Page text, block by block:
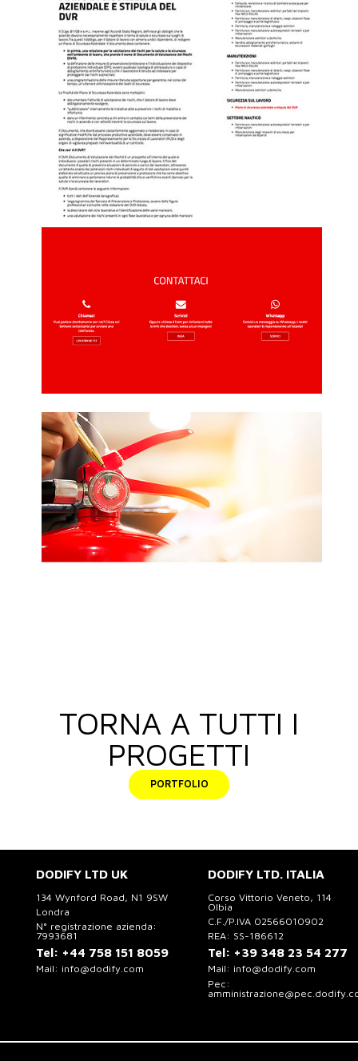
TORNA A TUTTI I
PROGETTI
PORTFOLIO
DODIFY LTD UK
134 Wynford Road, N1 9SW
Londra
N° registrazione azienda:
7993681
Tel: +44 758 151 8059
Mail: info@dodify.com
DODIFY LTD. ITALIA
Corso Vittorio Veneto, 114
Olbia
C.F./P.IVA 02566010902
REA: SS-186612
Tel: +39 348 23 54 277
Mail: info@dodify.com
Pec: